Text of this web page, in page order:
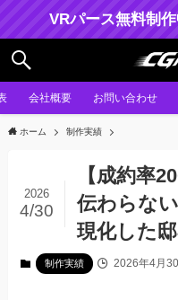
VRパース無料制作
会社概要 お問い合わせ
ホーム 制作実績
【成約率
伝わらな
現化した
2026
4/30
制作実績 2026年4月